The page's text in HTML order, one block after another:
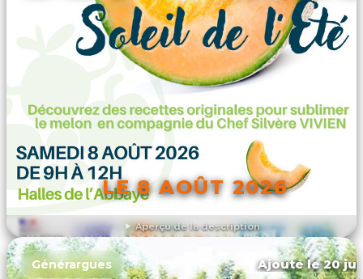
Aperçu de la description
LE 8 AOÛT 2026
DÉCOUVRIR L'ÉVÉNEMENT
Générargues Ajouté le 20